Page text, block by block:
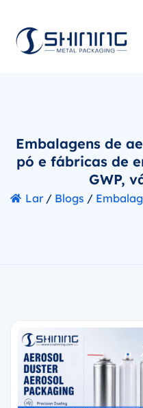
Embalagens de
pó e fábricas de
GWP,
/